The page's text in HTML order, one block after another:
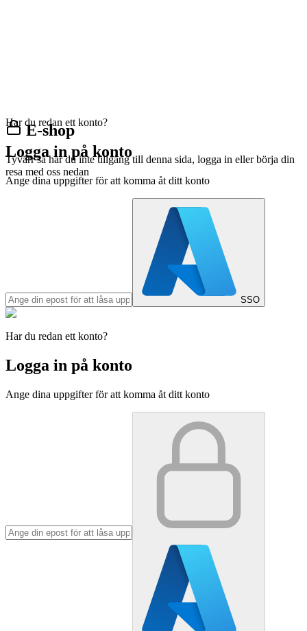
E-shop
Tyvärr så har du inte tillgång till denna sida, logga in eller börja din
resa med oss nedan
Har du redan ett konto?
Logga in på konto
Ange dina uppgifter för att komma åt ditt konto
SSO
Har du redan ett konto?
Logga in på konto
Ange dina uppgifter för att komma åt ditt konto